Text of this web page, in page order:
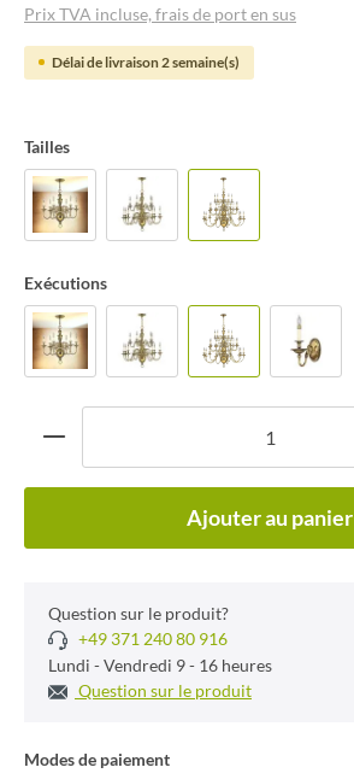
Prix TVA incluse, frais de port en sus
Délai de livraison 2 semaine(s)
Tailles
Exécutions
Ajouter au panier
Question sur le produit?
+49 371 240 80 916
Lundi - Vendredi 9 - 16 heures
Question sur le produit
Modes de paiement